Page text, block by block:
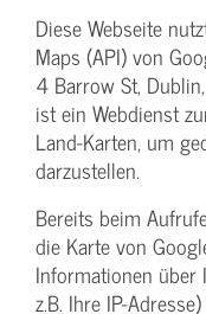
Diese Webseite
Maps (API) von
4 Barrow St,
ist ein Webdienst
Land-Karten, um
darzustellen.
Bereits beim
die Karte von
Informationen über
z.B. Ihre IP-